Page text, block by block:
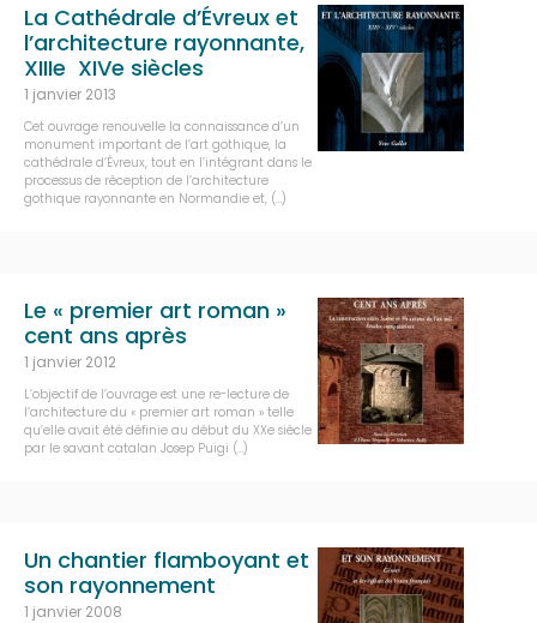
La Cathédrale d’Évreux et
l’architecture rayonnante,
XIIIe  XIVe siècles
1 janvier 2013
Cet ouvrage renouvelle la connaissance d’un
monument important de l’art gothique, la
cathédrale d’Évreux, tout en l’intégrant dans le
processus de réception de l’architecture
gothique rayonnante en Normandie et, (…)
Le « premier art roman »
cent ans après
1 janvier 2012
L’objectif de l’ouvrage est une re-lecture de
l’architecture du « premier art roman » telle
qu’elle avait été définie au début du XXe siècle
par le savant catalan Josep Puigi (…)
Un chantier flamboyant et
son rayonnement
1 janvier 2008